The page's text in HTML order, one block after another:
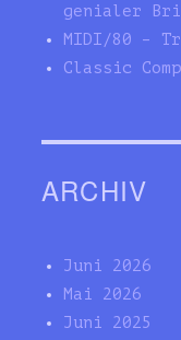
genialer
MIDI/80 –
Classic
ARCHIV
Juni 2026
Mai 2026
Juni 2025